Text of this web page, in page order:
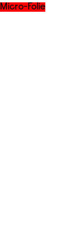
Micro-Folie